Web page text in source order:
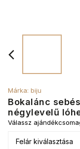
Bokalánc
négylevelű
Márka: biju
Válassz